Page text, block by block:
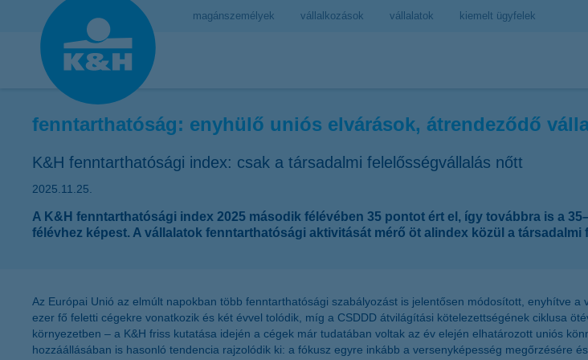
magánszemélyek vállalkozások vállalatok kiemelt ügyfelek
fenntarthatóság: enyhülő uniós elvárások, átrendeződő
K&H fenntarthatósági index: csak a társadalmi felelősségvállalás nőtt
2025.11.25.
A K&H fenntarthatósági index 2025 második félévében 35 pontot ért el, így továbbra is a
félévhez képest. A vállalatok fenntarthatósági aktivitását mérő öt alindex közül a
Az Európai Unió az elmúlt napokban több fenntarthatósági szabályozást is jelentősen módosított, enyhítve
ezer fő feletti cégekre vonatkozik és két évvel tolódik, míg a CSDDD átvilágítási kötelezettségének ciklusa
környezetben – a K&H friss kutatása idején a cégek már tudatában voltak az év elején elhatározott uniós
hozzáállásában is hasonló tendencia rajzolódik ki: a fókusz egyre inkább a versenyképesség megőrzésére